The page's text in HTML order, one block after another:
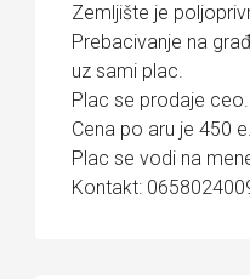
Zemljište je
Prebacivanje na
uz sami plac.
Plac se prodaje ceo.
Cena po aru je 450 e.
Plac se vodi na
Kontakt: